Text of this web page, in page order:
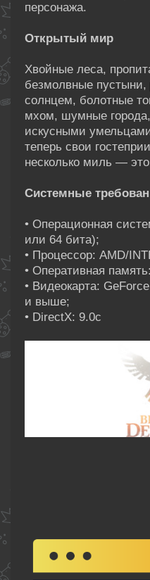
персонажа.
Открытый мир
Хвойные леса,
безмолвные
солнцем, болотные
мхом, шумные города,
искусными
теперь свои
несколько миль —
Системные
• Операционная
или 64 бита);
• Процессор: AMD/
• Оперативная
• Видеокарта:
и выше;
• DirectX: 9.0c